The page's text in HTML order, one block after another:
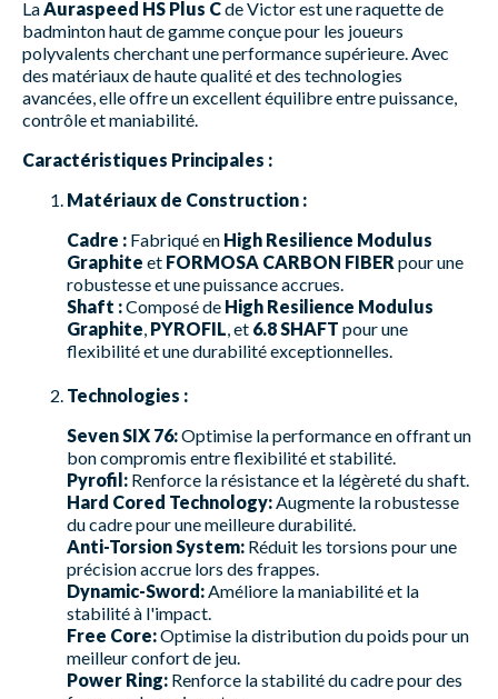
La Auraspeed HS Plus Cde Victor est une raquette de
badminton haut de gamme conçue pour les joueurs
polyvalents cherchant une performance supérieure. Avec
des matériaux de haute qualité et des technologies
avancées, elle offre un excellent équilibre entre puissance,
contrôle et maniabilité.
Caractéristiques Principales :
Matériaux de Construction :
Cadre : Fabriqué en High Resilience Modulus
Graphite et FORMOSA CARBON FIBER pour une
robustesse et une puissance accrues.
Shaft :Composé de High Resilience Modulus
Graphite PYROFIL , et 6.8 SHAFT pour une
flexibilité et une durabilité exceptionnelles.
Technologies :
Seven SIX 76:Optimise la performance en offrant un
bon compromis entre flexibilité et stabilité.
Pyrofil: Renforce la résistance et la légèreté du shaft.
Hard Cored Technology: Augmente la robustesse
du cadre pour une meilleure durabilité.
Anti-Torsion System: Réduit les torsions pour une
précision accrue lors des frappes.
Dynamic-Sword: Améliore la maniabilité et la
stabilité à l'impact.
Free Core:Optimise la distribution du poids pour un
meilleur confort de jeu.
Power Ring: Renforce la stabilité du cadre pour des